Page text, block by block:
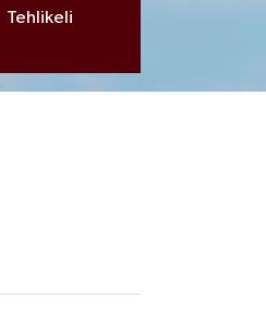
Tehlikeli